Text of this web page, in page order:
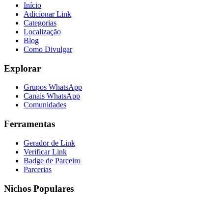
Início
Adicionar Link
Categorias
Localização
Blog
Como Divulgar
Explorar
Grupos WhatsApp
Canais WhatsApp
Comunidades
Ferramentas
Gerador de Link
Verificar Link
Badge de Parceiro
Parcerias
Nichos Populares